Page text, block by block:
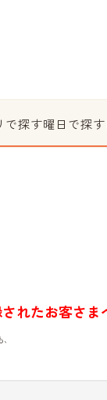
で探す曜日で探す
れたお客さま